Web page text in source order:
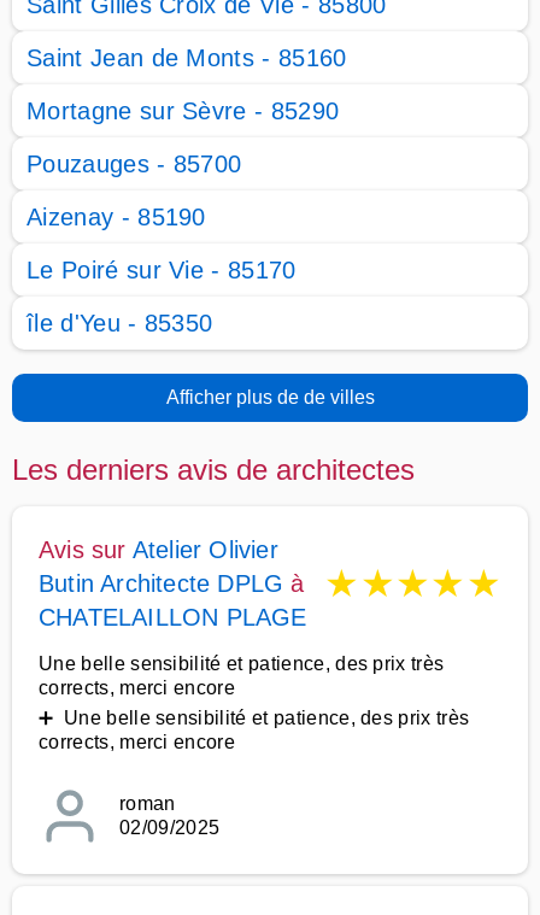
Saint Jean de Monts - 85160
Mortagne sur Sèvre - 85290
Pouzauges - 85700
Aizenay - 85190
Le Poiré sur Vie - 85170
île d'Yeu - 85350
Afficher plus de de villes
Les derniers avis de architectes
Avis sur Atelier Olivier
Butin Architecte DPLG à
CHATELAILLON PLAGE
★★★★★
Une belle sensibilité et patience, des prix très
corrects, merci encore
➕ Une belle sensibilité et patience, des prix très
corrects, merci encore
roman
02/09/2025